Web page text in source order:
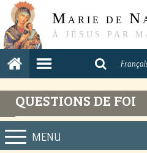
M ARIE DE N
À JÉSUS PAR
QUESTIONS DE FOI
MENU